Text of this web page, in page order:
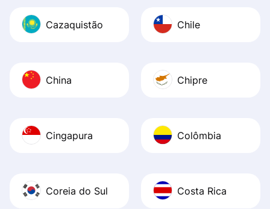
Cazaquistão Chile
China Chipre
Cingapura Colômbia
Coreia do Sul Costa Rica